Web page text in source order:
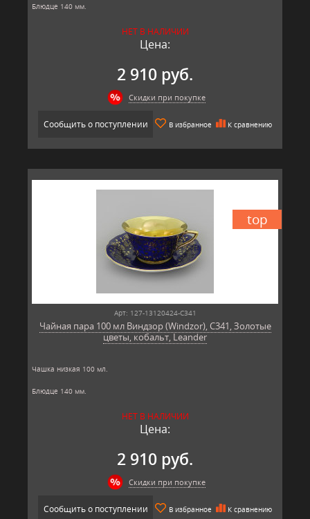
Блюдце 140 мм.
Материал: твёрдый фарфор, позолота
Производитель: Leander, Чехия.
НЕТ В НАЛИЧИИ
Цена:
2 910 руб.
Скидки при покупке
Сообщить о поступлении В избранное К сравнению
top
Арт: 127-13120424-C341
Чайная пара 100 мл Виндзор (Windzor), C341, Золотые
цветы, кобальт, Leander
Чашка низкая 100 мл.
Блюдце 140 мм.
Материал: твёрдый фарфор, позолота
Производитель: Leander, Чехия.
НЕТ В НАЛИЧИИ
Цена:
2 910 руб.
Скидки при покупке
Сообщить о поступлении В избранное К сравнению